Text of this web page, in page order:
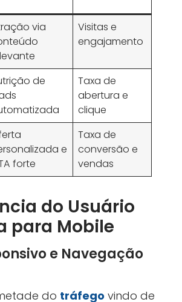
influenciadores fortalece a
e amplia o alcance. Isso
qualificadose aumenta o
trazem
decisivo para o sucesso
da Jornada do Cliente
da jornada permite criar
personalizada, aumentando
de venda digital.